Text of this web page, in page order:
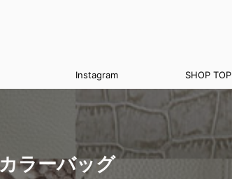
Instagram SHOP TOP
ラーバッグ